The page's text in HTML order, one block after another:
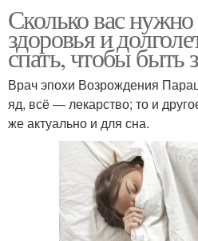
Сколько вас нужно
здоровья и
спать, чтобы быть
Врач эпохи Возрождения
яд, всё — лекарство; то и
же актуально и для сна.